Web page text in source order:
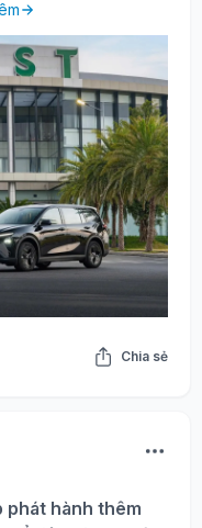
Chia sẻ
phát hành thêm